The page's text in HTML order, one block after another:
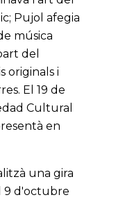
Pujol afegia
música
del
originals i
El 19 de
Cultural
en
una gira
9 d'octubre